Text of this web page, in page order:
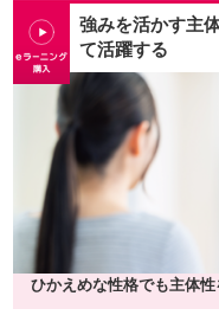
強みを活かす主
て活躍する
ひかえめな性格でも主体